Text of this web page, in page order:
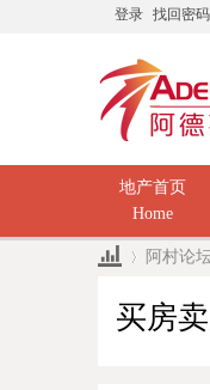
登录 找回密码
地产首页
Home
阿村论
买房